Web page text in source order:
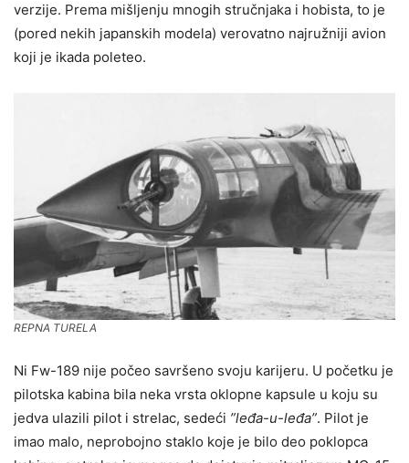
verzije. Prema mišljenju mnogih stručnjaka i hobista, to je
(pored nekih japanskih modela) verovatno najružniji avion
koji je ikada poleteo.
REPNA TURELA
Ni Fw-189 nije počeo savršeno svoju karijeru. U početku je
pilotska kabina bila neka vrsta oklopne kapsule u koju su
jedva ulazili pilot i strelac, sedeći ”leđa-u-leđa”. Pilot je
imao malo, neprobojno staklo koje je bilo deo poklopca